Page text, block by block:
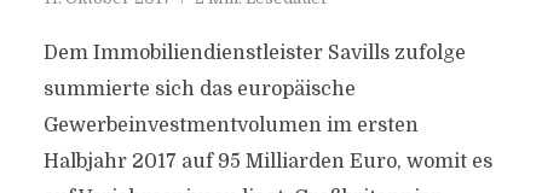
Dem Immobiliendienstleister Savills zufolge
summierte sich das europäische
Gewerbeinvestmentvolumen im ersten
Halbjahr 2017 auf 95 Milliarden Euro, womit es